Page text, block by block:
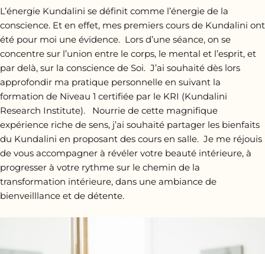
L’énergie Kundalini se définit comme l’énergie de la
conscience. Et en effet, mes premiers cours de Kundalini ont
été pour moi une évidence. Lors d’une séance, on se
concentre sur l’union entre le corps, le mental et l’esprit, et
par delà, sur la conscience de Soi. J’ai souhaité dès lors
approfondir ma pratique personnelle en suivant la
formation de Niveau 1 certifiée par le KRI (Kundalini
Research Institute). Nourrie de cette magnifique
expérience riche de sens, j’ai souhaité partager les bienfaits
du Kundalini en proposant des cours en salle. Je me réjouis
de vous accompagner à révéler votre beauté intérieure, à
progresser à votre rythme sur le chemin de la
transformation intérieure, dans une ambiance de
bienveilllance et de détente.